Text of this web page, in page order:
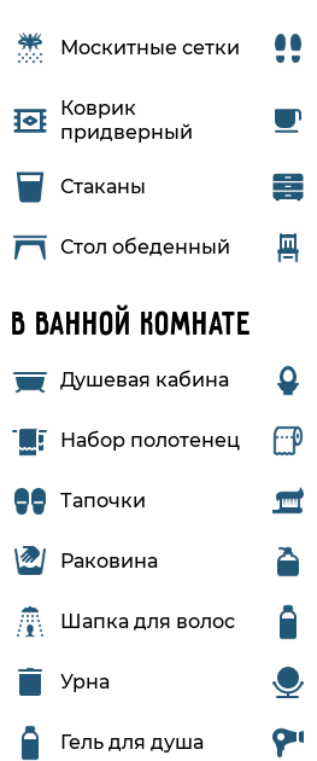
Москитные сетки
Коврик
придверный
Стаканы
Стол обеденный
В ванной комнате
Душевая кабина
Набор полотенец
Тапочки
Раковина
Шапка для волос
Урна
Гель для душа